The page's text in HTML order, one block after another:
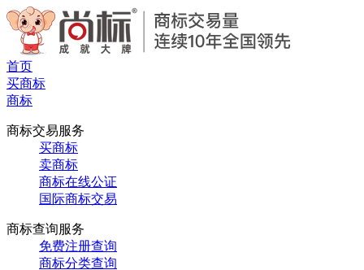
首页
买商标
商标
商标交易服务
买商标
卖商标
商标在线公证
国际商标交易
商标查询服务
免费注册查询
商标分类查询